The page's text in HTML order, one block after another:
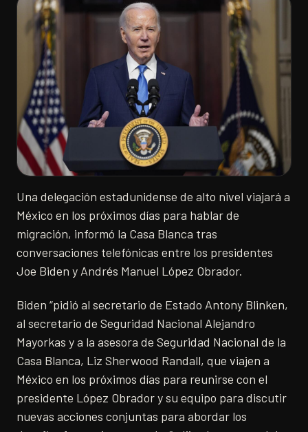
Una delegación estadunidense de alto nivel viajará a
México en los próximos días para hablar de
migración, informó la Casa Blanca tras
conversaciones telefónicas entre los presidentes
Joe Biden y Andrés Manuel López Obrador.
Biden “pidió al secretario de Estado Antony Blinken,
al secretario de Seguridad Nacional Alejandro
Mayorkas y a la asesora de Seguridad Nacional de la
Casa Blanca, Liz Sherwood Randall, que viajen a
México en los próximos días para reunirse con el
presidente López Obrador y su equipo para discutir
nuevas acciones conjuntas para abordar los